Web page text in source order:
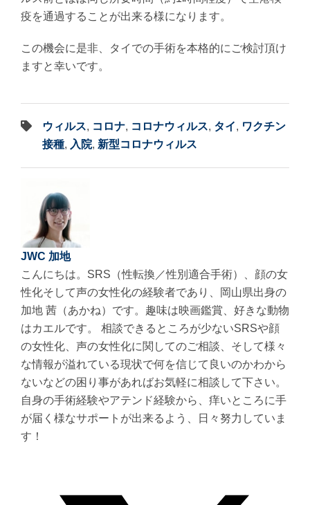
疫を通過することが出来る様になります。
この機会に是非、タイでの手術を本格的にご検討頂け
ますと幸いです。
ウィルス, コロナ, コロナウィルス, タイ, ワクチン
接種, 入院, 新型コロナウィルス
JWC 加地
こんにちは。SRS（性転換／性別適合手術）、顔の女
性化そして声の女性化の経験者であり、岡山県出身の
加地 茜（あかね）です。趣味は映画鑑賞、好きな動物
はカエルです。 相談できるところが少ないSRSや顔
の女性化、声の女性化に関してのご相談、そして様々
な情報が溢れている現状で何を信じて良いのかわから
ないなどの困り事があればお気軽に相談して下さい。
自身の手術経験やアテンド経験から、痒いところに手
が届く様なサポートが出来るよう、日々努力していま
す！